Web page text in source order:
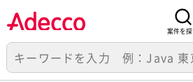
案件を